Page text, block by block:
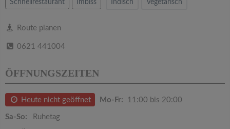
Schnellrestaurant Imbiss Indisch Vegetarisch
Route planen
0621 441004
ÖFFNUNGSZEITEN
Heute nicht geöffnet Mo-Fr: 11:00 bis 20:00
Sa-So: Ruhetag
i
a